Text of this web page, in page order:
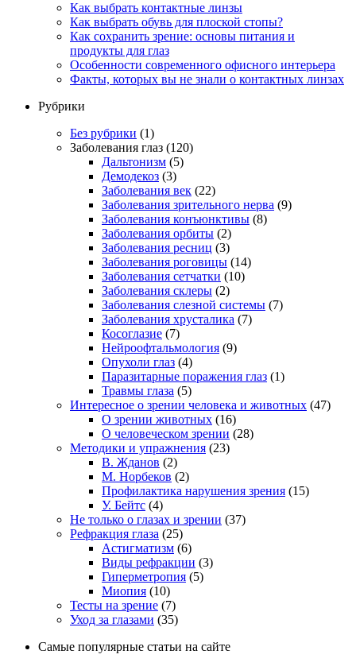
Как выбрать контактные линзы
Как выбрать обувь для плоской стопы?
Как сохранить зрение: основы питания и
продукты для глаз
Особенности современного офисного интерьера
Факты, которых вы не знали о контактных линзах
Рубрики
Без рубрики (1)
Заболевания глаз (120)
Дальтонизм (5)
Демодекоз (3)
Заболевания век (22)
Заболевания зрительного нерва (9)
Заболевания конъюнктивы (8)
Заболевания орбиты (2)
Заболевания ресниц (3)
Заболевания роговицы (14)
Заболевания сетчатки (10)
Заболевания склеры (2)
Заболевания слезной системы (7)
Заболевания хрусталика (7)
Косоглазие (7)
Нейроофтальмология (9)
Опухоли глаз (4)
Паразитарные поражения глаз (1)
Травмы глаза (5)
Интересное о зрении человека и животных (47)
О зрении животных (16)
О человеческом зрении (28)
Методики и упражнения (23)
В. Жданов (2)
М. Норбеков (2)
Профилактика нарушения зрения (15)
У. Бейтс (4)
Не только о глазах и зрении (37)
Рефракция глаза (25)
Астигматизм (6)
Виды рефракции (3)
Гиперметропия (5)
Миопия (10)
Тесты на зрение (7)
Уход за глазами (35)
Самые популярные статьи на сайте